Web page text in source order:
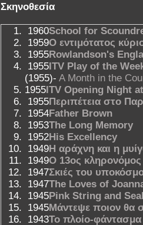
Σκηνοθεσία
1960School for
1959Ο εντιμότατος
1955Rowlandson's
1955ITV Play of the
(1955)- A Month in the
1955ITV Opening Night
1955Περιπέτεια στο
1954Father Brown
1953The Long Memory
1952His Excellency
1949Η αράχνη και η
1949Ο 13ος κληρονόμος
1947Σκιές του
1947The Loves of
1945Pink String and
1945Μάντεψε ποιον θα
1943Το πλοίο-φάντασμα